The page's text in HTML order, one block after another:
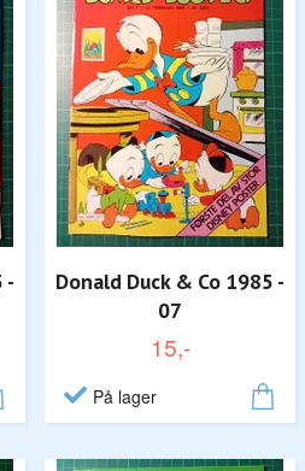
-
Donald Duck & Co 1985 -
07
15,-
På lager